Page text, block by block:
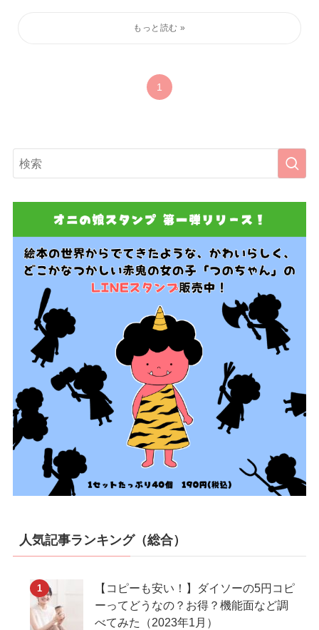
1
人気記事ランキング（総合）
【コピーも安い！】ダイソーの5円コピ
ーってどうなの？お得？機能面など調
べてみた（2023年1月）